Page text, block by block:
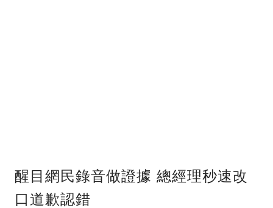
醒目網民錄音做證據 總經理秒速改
口道歉認錯